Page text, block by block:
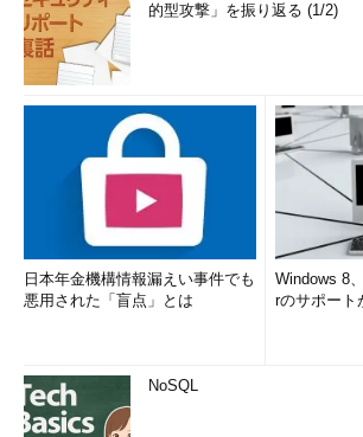
的型攻撃」を振り返る (1/2)
日本年金機構情報漏えい事件でも
悪用された「盲点」とは
Windows 8
rのサポート
NoSQL